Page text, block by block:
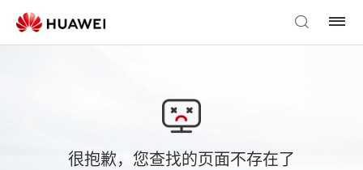
很抱歉，您查找的页面不存在了